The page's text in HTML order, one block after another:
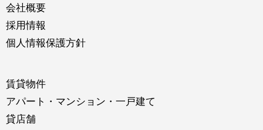
会社概要
採用情報
個人情報保護方針
賃貸物件
アパート・マンション・一戸建て
貸店舗